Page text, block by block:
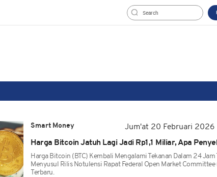
Smart Money
Jum'at 20 Februari 2026
Harga Bitcoin Jatuh Lagi Jadi Rp1,1 Miliar, Apa
Harga Bitcoin (BTC) Kembali Mengalami Tekanan Dalam 24 Jam
Menyusul Rilis Notulensi Rapat Federal Open Market Committee
Terbaru.